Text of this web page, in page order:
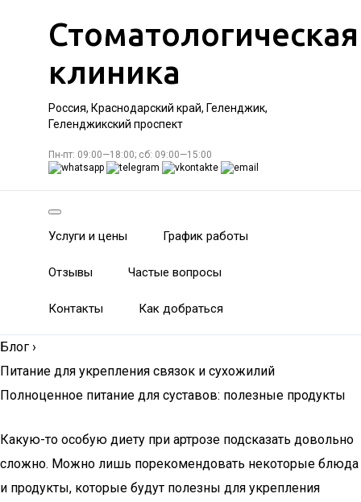
Стоматологическая
клиника
Россия, Краснодарский край, Геленджик,
Геленджикский проспект
Пн-пт: 09:00—18:00; сб: 09:00—15:00
Услуги и цены График работы
Отзывы Частые вопросы
Контакты Как добраться
Блог ›
Питание для укрепления связок и сухожилий
Полноценное питание для суставов: полезные продукты
Какую-то особую диету при артрозе подсказать довольно
сложно. Можно лишь порекомендовать некоторые блюда
и продукты, которые будут полезны для укрепления